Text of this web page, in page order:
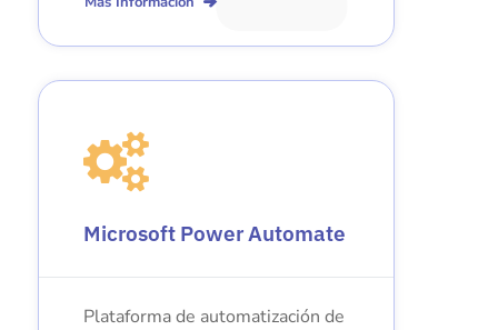
Microsoft Power Automate
Plataforma de automatización de